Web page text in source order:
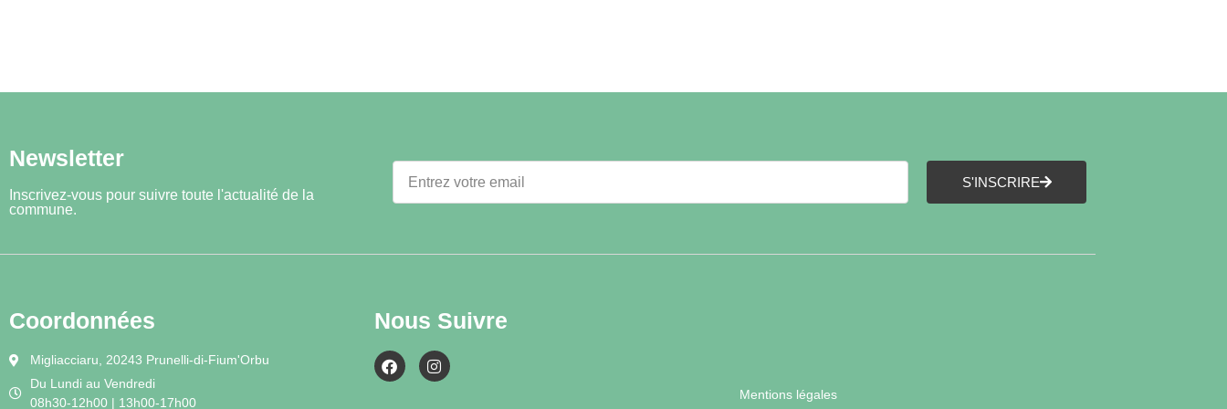
Newsletter
Inscrivez-vous pour suivre toute l'actualité de la
commune.
S'INSCRIRE
Coordonnées
Migliacciaru, 20243 Prunelli-di-Fium'Orbu
Du Lundi au Vendredi
08h30-12h00 | 13h00-17h00
Nous Suivre
Mentions légales